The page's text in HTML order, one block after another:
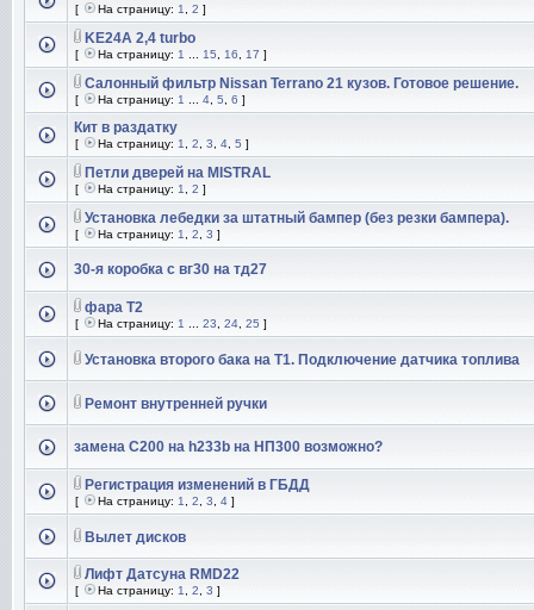
[ На страницу: 1 2 ]
KE24A 2,4 turbo
[ На страницу: 1 15 16 17 ]
Салонный фильтр Nissan Terrano 21 кузов. Готовое решение.
[ На страницу: 1 4 5 6 ]
Кит в раздатку
[ На страницу: 1 2 3 4 5 ]
Петли дверей на MISTRAL
[ На страницу: 1 2 ]
Установка лебедки за штатный бампер (без резки бампера).
[ На страницу: 1 2 3 ]
30-я коробка с вг30 на тд27
фара Т2
[ На страницу: 1 23 24 25 ]
Установка второго бака на Т1. Подключение датчика топлива
Ремонт внутренней ручки
замена С200 на h233b на НП300 возможно?
Регистрация изменений в ГБДД
[ На страницу: 1 2 3 4 ]
Вылет дисков
Лифт Датсуна RMD22
[ На страницу: 1 2 3 ]